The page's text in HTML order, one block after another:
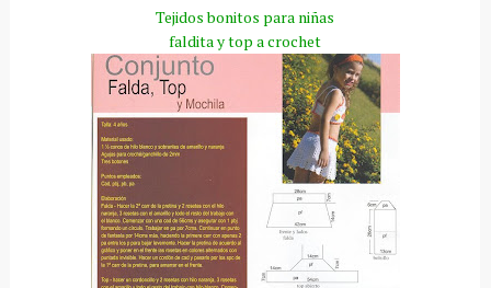
Tejidos bonitos para niñas
faldita y top a crochet